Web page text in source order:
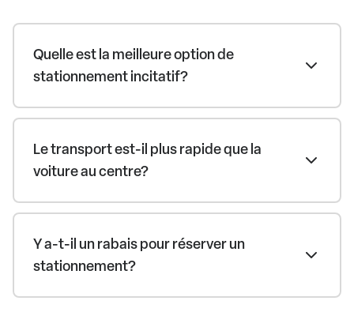
Quelle est la meilleure option de
stationnement incitatif?
Le transport est-il plus rapide que la
voiture au centre?
Y a-t-il un rabais pour réserver un
stationnement?